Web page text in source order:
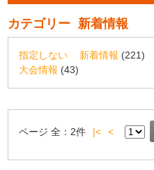
カテゴリー 新着情報
指定しない 新着情報 (221)
大会情報 (43)
ページ 全： 2件 |< <